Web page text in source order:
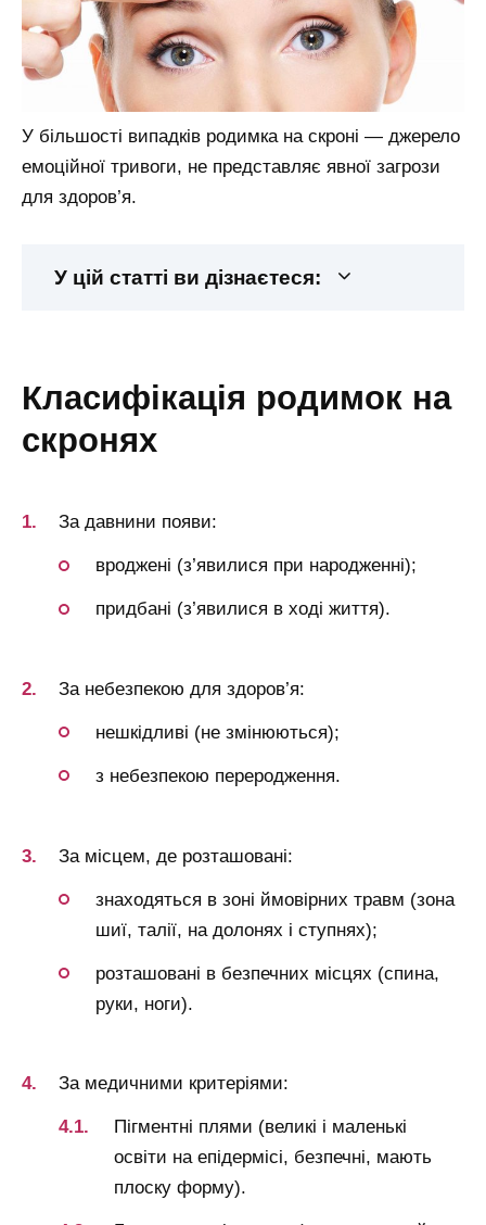
У більшості випадків родимка на скроні — джерело
емоційної тривоги, не представляє явної загрози
для здоров’я.
У цій статті ви дізнаєтеся:
класифікація родимок на
скронях
За давнини появи:
вроджені (з’явилися при народженні);
придбані (з’явилися в ході життя).
За небезпекою для здоров’я:
нешкідливі (не змінюються);
з небезпекою переродження.
За місцем, де розташовані:
знаходяться в зоні ймовірних травм (зона
шиї, талії, на долонях і ступнях);
розташовані в безпечних місцях (спина,
руки, ноги).
За медичними критеріями:
Пігментні плями (великі і маленькі
освіти на епідермісі, безпечні, мають
плоску форму).